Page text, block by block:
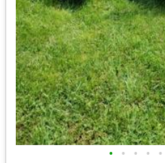
• • • • •